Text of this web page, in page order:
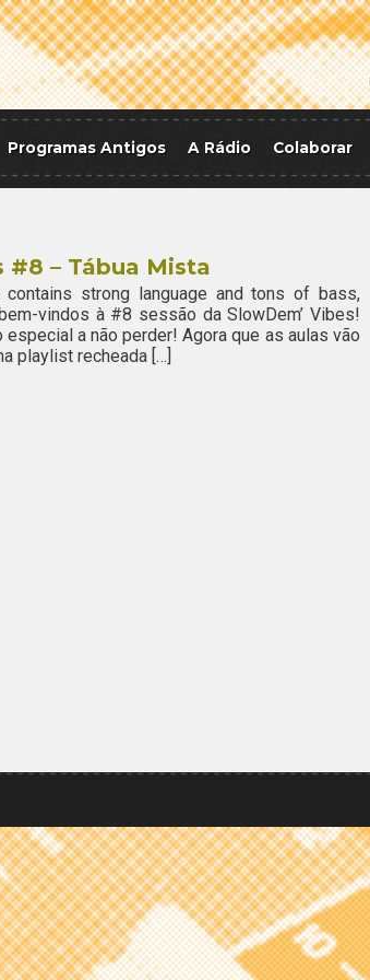
Programas Antigos A Rádio Colaborar
#8 – Tábua Mista
contains strong language and tons of bass,
vindos à #8 sessão da SlowDem’ Vibes!
a não perder! Agora que as aulas vão
playlist recheada […]